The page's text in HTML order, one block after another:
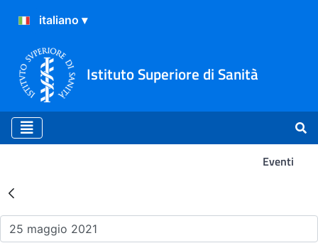
Istituto Superiore di Sanità
Eventi
Risultati della Ricerca -